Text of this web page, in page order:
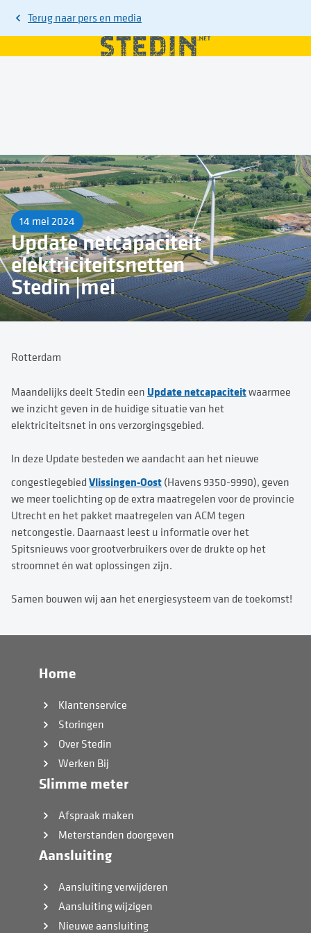
Terug naar pers en media
14 mei 2024
Update netcapaciteit
elektriciteitsnetten
Stedin |mei
Rotterdam
Maandelijks deelt Stedin een Update netcapaciteitwaarmee
we inzicht geven in de huidige situatie van het
elektriciteitsnet in ons verzorgingsgebied.
In deze Update besteden we aandacht aan het nieuwe
congestiegebied Vlissingen-Oost (Havens 9350-9990), geven
we meer toelichting op de extra maatregelen voor de provincie
Utrecht en het pakket maatregelen van ACM tegen
netcongestie. Daarnaast leest u informatie over het
Spitsnieuws voor grootverbruikers over de drukte op het
stroomnet én wat oplossingen zijn.
Samen bouwen wij aan het energiesysteem van de toekomst!
Home
Klantenservice
Storingen
Over Stedin
Werken Bij
Slimme meter
Afspraak maken
Meterstanden doorgeven
Aansluiting
Aansluiting verwijderen
Aansluiting wijzigen
Nieuwe aansluiting